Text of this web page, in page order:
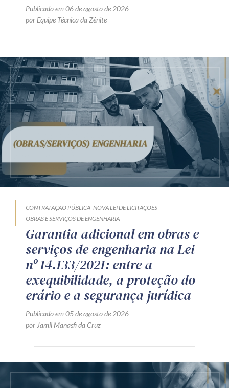
Publicado em 06 de agosto de 2026
por Equipe Técnica da Zênite
CONTRATAÇÃO PÚBLICA NOVA LEI DE LICITAÇÕES
OBRAS E SERVIÇOS DE ENGENHARIA
Garantia adicional em obras e
serviços de engenharia na Lei
nº 14.133/2021: entre a
exequibilidade, a proteção do
erário e a segurança jurídica
Publicado em 05 de agosto de 2026
por Jamil Manasfi da Cruz